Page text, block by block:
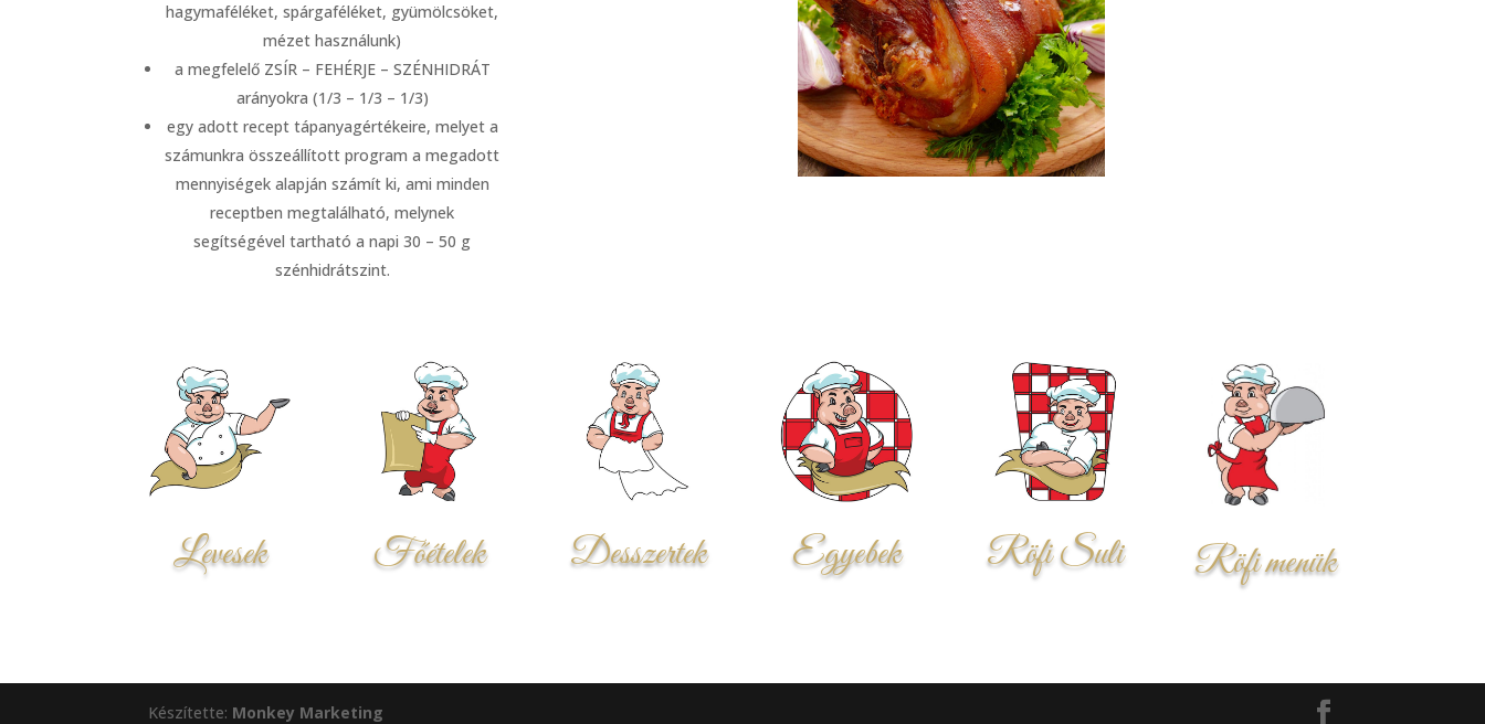
hagymaféléket, spárgaféléket, gyümölcsöket,
mézet használunk)
a megfelelő ZSÍR – FEHÉRJE – SZÉNHIDRÁT
arányokra (1/3 – 1/3 – 1/3)
egy adott recept tápanyagértékeire, melyet a
számunkra összeállított program a megadott
mennyiségek alapján számít ki, ami minden
receptben megtalálható, melynek
segítségével tartható a napi 30 – 50 g
szénhidrátszint.
Levesek Főételek Desszertek Egyebek Röfi Suli Röfi menük
Készítette: Monkey Marketing